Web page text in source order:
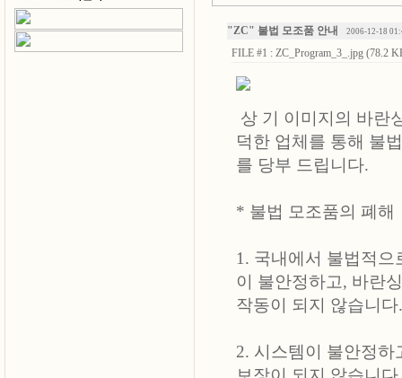
"ZC" 불법 모조품 안내 2006-12-18
FILE #1 : ZC_Program_3_.jpg (78.2
상 기 이미지의 바란
덕한 업체를 통해 불
를 당부 드립니다.
* 불법 모조품의 폐해
1. 국내에서 불법적
이 불안정하고, 바란
작동이 되지 않습니다.
2. 시스템이 불안정